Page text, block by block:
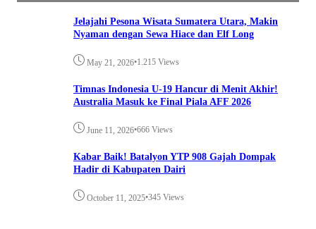
Jelajahi Pesona Wisata Sumatera Utara, Makin
Nyaman dengan Sewa Hiace dan Elf Long
May 21, 2026•1.215 Views
Timnas Indonesia U-19 Hancur di Menit Akhir!
Australia Masuk ke Final Piala AFF 2026
June 11, 2026•666 Views
Kabar Baik! Batalyon YTP 908 Gajah Dompak
Hadir di Kabupaten Dairi
October 11, 2025•345 Views